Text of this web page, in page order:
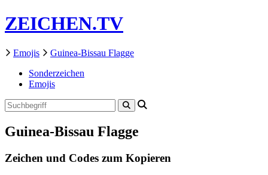
ZEICHEN.TV
Emojis
Guinea-Bissau Flagge
Sonderzeichen
Emojis
Guinea-Bissau Flagge
Zeichen und Codes zum Kopieren